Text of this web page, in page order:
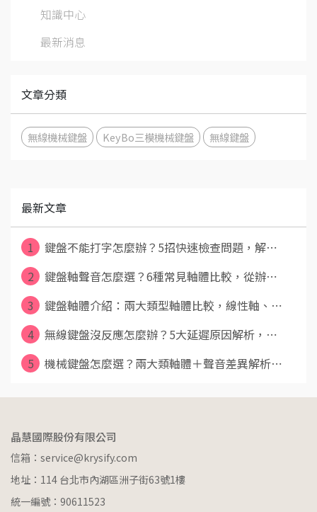
知識中心
最新消息
文章分類
無線機械鍵盤 KeyBo三模機械鍵盤 無線鍵盤
最新文章
1
鍵盤不能打字怎麼辦？5招快速檢查問題，解⋯
2
鍵盤軸聲音怎麼選？6種常見軸體比較，從辦⋯
3
鍵盤軸體介紹：兩大類型軸體比較，線性軸、⋯
4
無線鍵盤沒反應怎麼辦？5大延遲原因解析，⋯
5
機械鍵盤怎麼選？兩大類軸體＋聲音差異解析⋯
晶慧國際股份有限公司
信箱：service@krysify.com
地址：114 台北市內湖區洲子街63號1樓
統一編號：90611523